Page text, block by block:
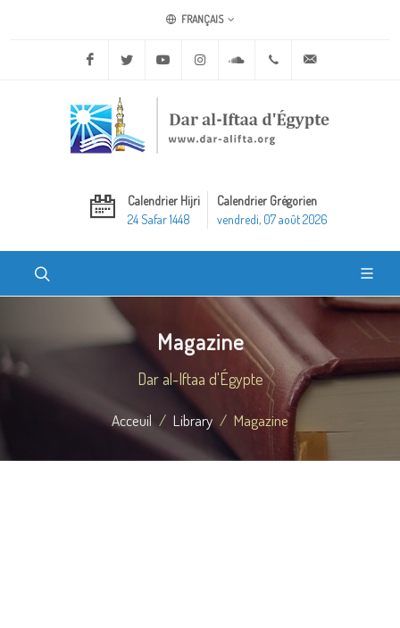
FRANÇAIS
Facebook Twitter Youtube Instagram Soundcloud+20 2 25970400
Calendrier Hijri
24 Safar 1448
Calendrier Grégorien
vendredi, 07 août 2026
Magazine
Dar al-Iftaa d'Égypte
Acceuil Library Magazine